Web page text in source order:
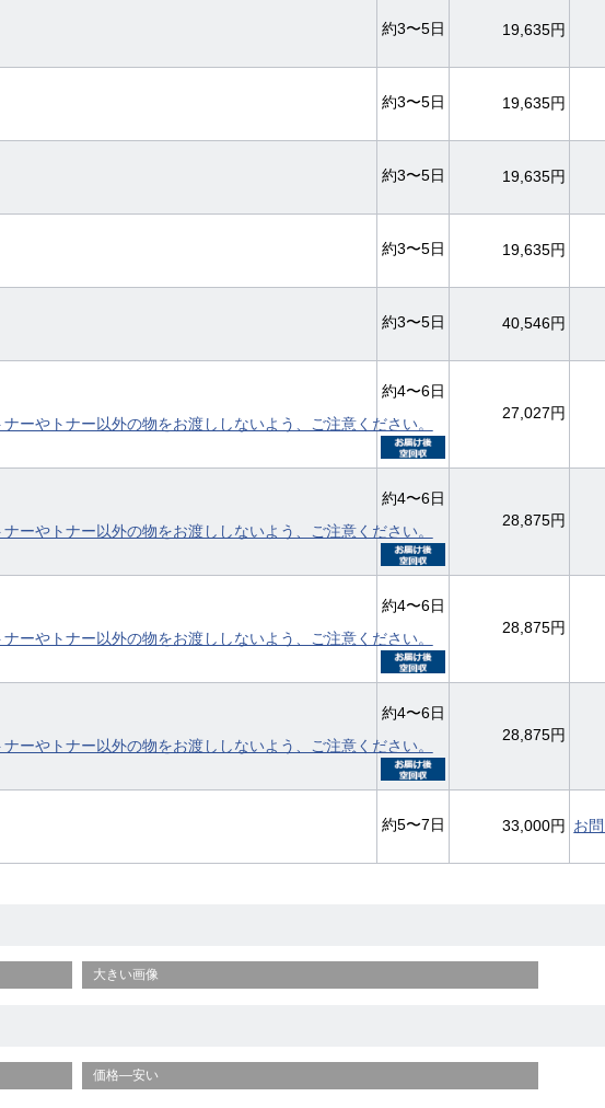
約3〜5日 19,635円
約3〜5日 19,635円
約3〜5日 19,635円
約3〜5日 19,635円
約3〜5日 40,546円
ーやトナー以外の物をお渡ししないよう、ご注意ください。
約4〜6日
27,027円
ーやトナー以外の物をお渡ししないよう、ご注意ください。
約4〜6日
28,875円
ーやトナー以外の物をお渡ししないよう、ご注意ください。
約4〜6日
28,875円
ーやトナー以外の物をお渡ししないよう、ご注意ください。
約4〜6日
28,875円
約5〜7日 33,000円 お
大きい画像
価格—安い